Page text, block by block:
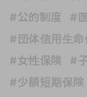
#公的制度
#
#団体信用生命
#女性保険
#
#少額短期保険